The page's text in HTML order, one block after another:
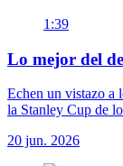
1:39
Lo mejor del
Echen un vistazo a
la Stanley Cup de
20 jun. 2026